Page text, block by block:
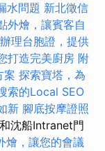
水問題 新北徵信
外燴，讓賓客自
理台胞證，提供
打造完美廚房 附
案 探索寶塔，為
索的Local SEO
新 腳底按摩證照
沈船Intranet門
燴，讓您的會議